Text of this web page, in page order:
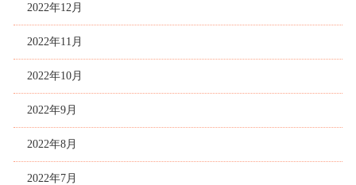
2022年12月
2022年11月
2022年10月
2022年9月
2022年8月
2022年7月